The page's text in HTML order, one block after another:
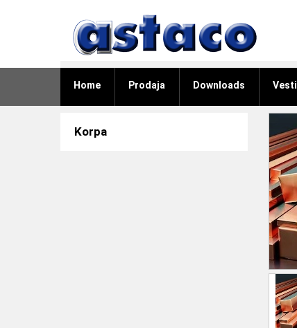
Home Prodaja Downloads Vesti
Korpa